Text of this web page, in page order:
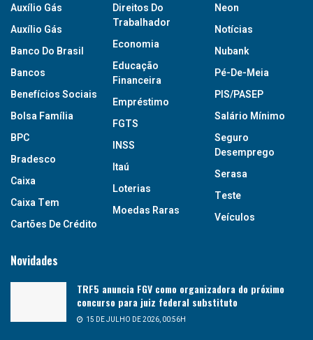
Auxílio Gás
Auxílio Gás
Banco Do Brasil
Bancos
Benefícios Sociais
Bolsa Família
BPC
Bradesco
Caixa
Caixa Tem
Cartões De Crédito
Direitos Do
Trabalhador
Economia
Educação
Financeira
Empréstimo
FGTS
INSS
Itaú
Loterias
Moedas Raras
Neon
Notícias
Nubank
Pé-De-Meia
PIS/PASEP
Salário Mínimo
Seguro
Desemprego
Serasa
Teste
Veículos
Novidades
TRF5 anuncia FGV como organizadora do próximo
concurso para juiz federal substituto
15 DE JULHO DE 2026, 00:56H